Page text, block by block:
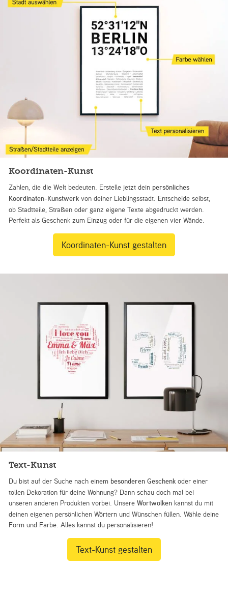
Koordinaten-Kunst
Zahlen, die die Welt bedeuten. Erstelle jetzt dein persönliches
Koordinaten-Kunstwerk von deiner Lieblingsstadt. Entscheide selbst,
ob Stadtteile, Straßen oder ganz eigene Texte abgedruckt werden.
Perfekt als Geschenk zum Einzug oder für die eigenen vier Wände.
Koordinaten-Kunst gestalten
Text-Kunst
Du bist auf der Suche nach einem besonderen Geschenk oder einer
tollen Dekoration für deine Wohnung? Dann schau doch mal bei
unseren anderen Produkten vorbei. UnsereWortwolken kannst du mit
deinen eigenen persönlichen Wörtern und Wünschen füllen. Wähle deine
Form und Farbe. Alles kannst du personalisieren!
Text-Kunst gestalten